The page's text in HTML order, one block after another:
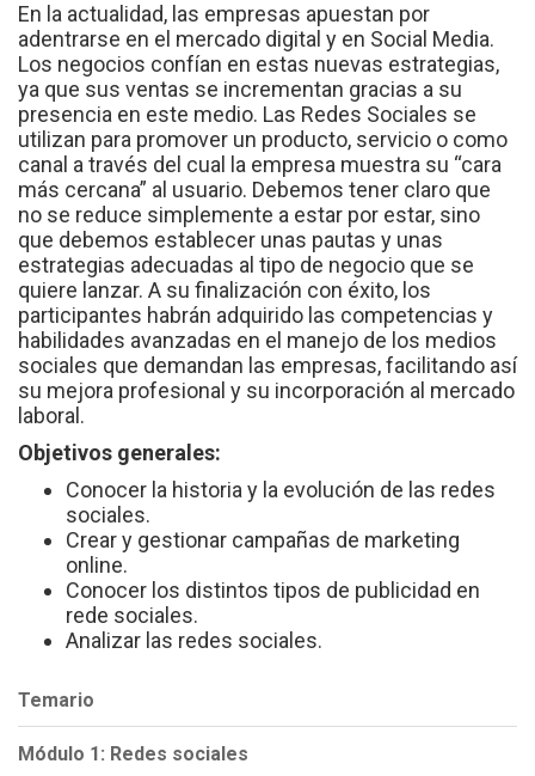
En la actualidad, las empresas apuestan por
adentrarse en el mercado digital y en Social Media.
Los negocios confían en estas nuevas estrategias,
ya que sus ventas se incrementan gracias a su
presencia en este medio. Las Redes Sociales se
utilizan para promover un producto, servicio o como
canal a través del cual la empresa muestra su “cara
más cercana” al usuario. Debemos tener claro que
no se reduce simplemente a estar por estar, sino
que debemos establecer unas pautas y unas
estrategias adecuadas al tipo de negocio que se
quiere lanzar. A su finalización con éxito, los
participantes habrán adquirido las competencias y
habilidades avanzadas en el manejo de los medios
sociales que demandan las empresas, facilitando así
su mejora profesional y su incorporación al mercado
laboral.
Objetivos generales:
Conocer la historia y la evolución de las redes
sociales.
Crear y gestionar campañas de marketing
online.
Conocer los distintos tipos de publicidad en
rede sociales.
Analizar las redes sociales.
Temario
Módulo 1: Redes sociales